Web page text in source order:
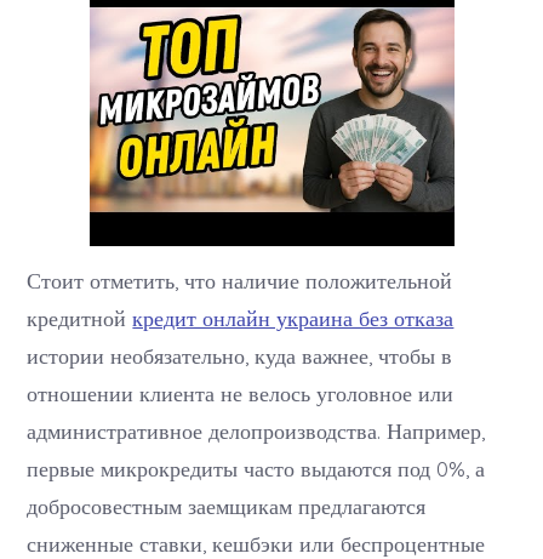
Стоит отметить, что наличие положительной
кредитнойкредит онлайн украина без отказа
истории необязательно, куда важнее, чтобы в
отношении клиента не велось уголовное или
административное делопроизводства. Например,
первые микрокредиты часто выдаются под 0%, а
добросовестным заемщикам предлагаются
сниженные ставки, кешбэки или беспроцентные